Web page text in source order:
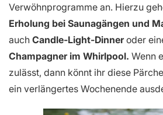
Verwöhnprogramme an. Hierzu
Erholung bei Saunagängen und
auch Candle-Light-Dinneroder
Champagner im Whirlpool. Wenn
zulässt, dann könnt ihr diese
ein verlängertes Wochenende